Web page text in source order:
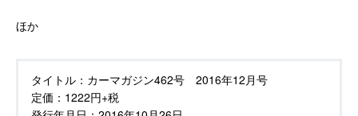
ほか
タイトル： カーマガジン462号 2016年12月号
定価： 1222円+税